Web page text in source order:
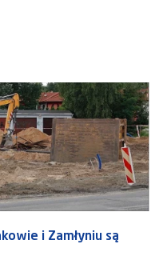
i Zamłyniu są